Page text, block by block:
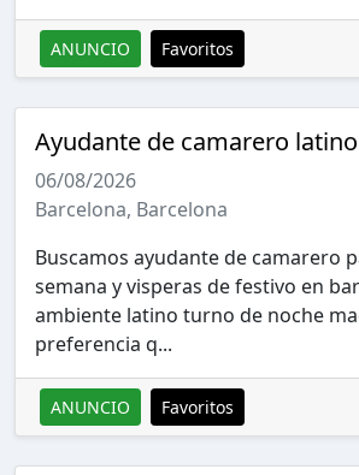
ANUNCIO Favoritos
Ayudante de camarero latino
06/08/2026
Barcelona, Barcelona
Buscamos ayudante de camarero
semana y visperas de festivo en
ambiente latino turno de noche
preferencia q...
ANUNCIO Favoritos